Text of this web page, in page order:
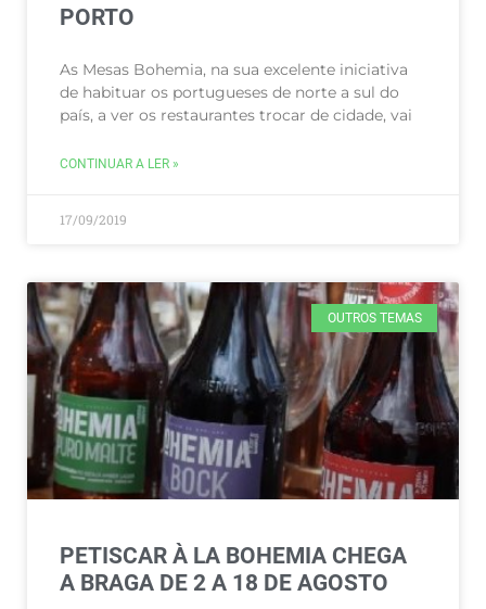
PORTO
As Mesas Bohemia, na sua excelente iniciativa
de habituar os portugueses de norte a sul do
país, a ver os restaurantes trocar de cidade, vai
CONTINUAR A LER »
17/09/2019
OUTROS TEMAS
PETISCAR À LA BOHEMIA CHEGA
A BRAGA DE 2 A 18 DE AGOSTO